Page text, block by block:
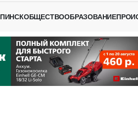
ПИНСКОБЩЕСТВООБРАЗОВАНИЕ